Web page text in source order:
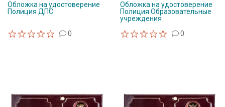
Обложка на удостоверение
Полиция ДПС
0
Обложка на удостоверение
Полиция Образовательные
учреждения
0